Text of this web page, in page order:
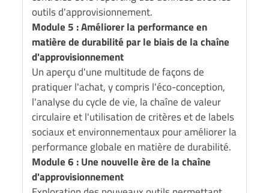
outils d'approvisionnement.
Module 5 : Améliorer la performance en
matière de durabilité par le biais de la chaîne
d'approvisionnement
Un aperçu d'une multitude de façons de
pratiquer l'achat, y compris l'éco-conception,
l'analyse du cycle de vie, la chaîne de valeur
circulaire et l'utilisation de critères et de labels
sociaux et environnementaux pour améliorer la
performance globale en matière de durabilité.
Module 6 : Une nouvelle ère de la chaîne
d'approvisionnement